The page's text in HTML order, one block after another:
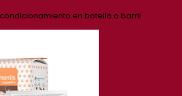
en botella o barril